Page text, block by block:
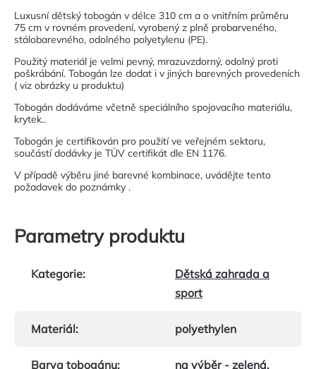
Luxusní dětský tobogán v délce 310 cm a o vnitřním průměru
75 cm v rovném provedení, vyrobený z plně probarveného,
stálobarevného, odolného polyetylenu (PE).
Použitý materiál je velmi pevný, mrazuvzdorný, odolný proti
poškrábání. Tobogán lze dodat i v jiných barevných provedeních
( viz obrázky u produktu)
Tobogán dodáváme včetně speciálního spojovacího materiálu,
krytek..
Tobogán je certifikován pro použití ve veřejném sektoru,
součástí dodávky je TÜV certifikát dle EN 1176.
V případě výběru jiné barevné kombinace, uvádějte tento
požadavek do poznámky .
Parametry produktu
Kategorie:
Dětská zahrada a
sport
Materiál: polyethylen
Barva tobogánu: na výběr - zelená,